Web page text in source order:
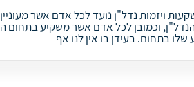
ויזמות נדל"ן נועד לכל אדם אשר
וכמובן לכל אדם אשר משקיע בתחום
בתחום. בעידן בו אין לנו אף